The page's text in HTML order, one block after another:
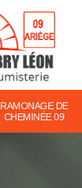
RAMONAGE DE
CHEMINÉE 09